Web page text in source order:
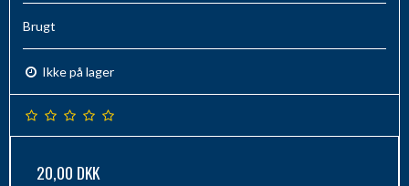
Brugt
Ikke på lager
20,00 DKK